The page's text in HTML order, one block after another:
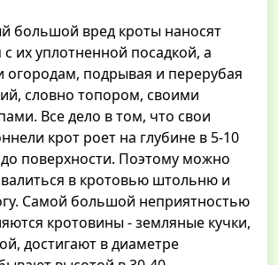
большой вред кроты наносят
их уплотненной посадкой, а
огородам, подрывая и перерубая
словно топором, своими
Все дело в том, что свои
крот роет на глубине в 5-10
поверхности. Поэтому можно
в кротовью штольню и
Самой большой неприятностью
кротовины - земляные кучки,
достигают в диаметре